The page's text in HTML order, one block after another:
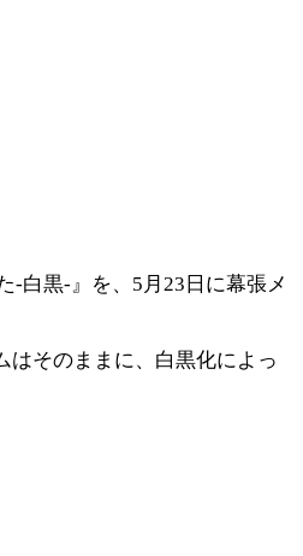
-白黒-』を、5月23日に幕張メ
そのままに、白黒化によっ